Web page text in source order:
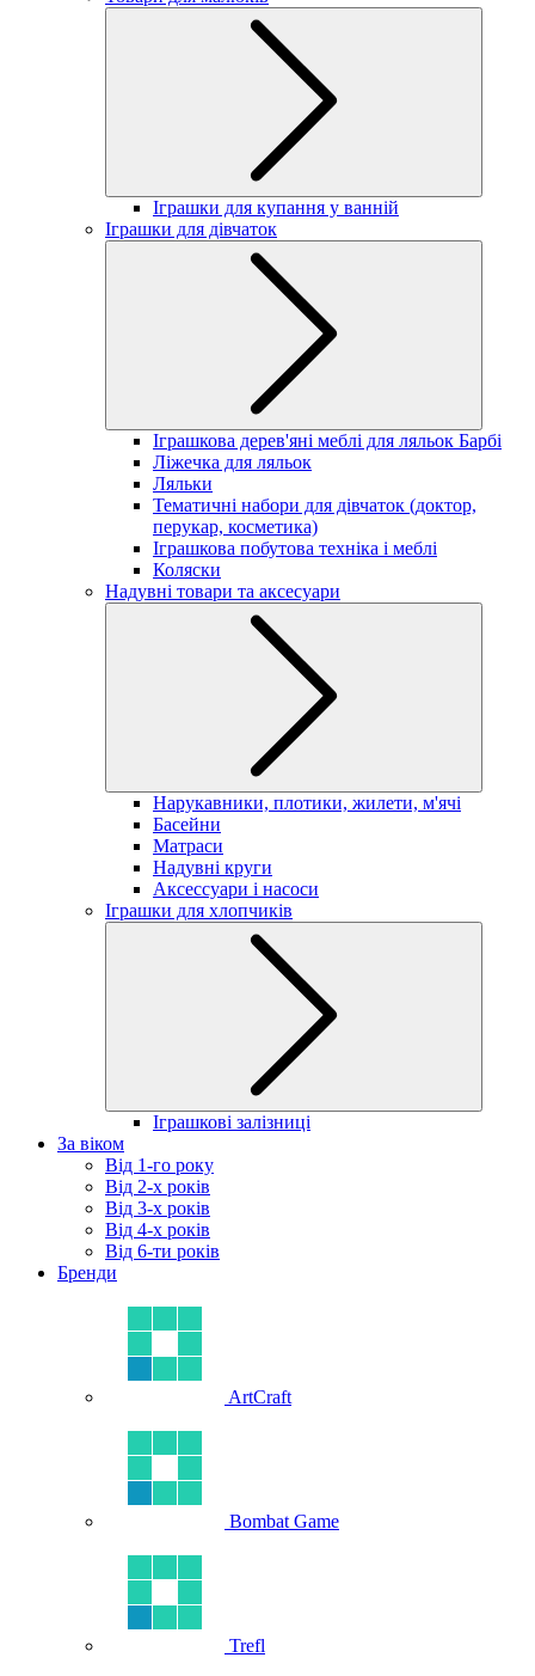
Іграшки для купання у ванній
Іграшки для дівчаток
Іграшкова дерев'яні меблі для ляльок Барбі
Ліжечка для ляльок
Ляльки
Тематичні набори для дівчаток (доктор,
перукар, косметика)
Іграшкова побутова техніка і меблі
Коляски
Надувні товари та аксесуари
Нарукавники, плотики, жилети, м'ячі
Басейни
Матраси
Надувні круги
Аксессуари і насоси
Іграшки для хлопчиків
Іграшкові залізниці
За віком
Від 1-го року
Від 2-х років
Від 3-х років
Від 4-х років
Від 6-ти років
Бренди
ArtCraft
Bombat Game
Trefl